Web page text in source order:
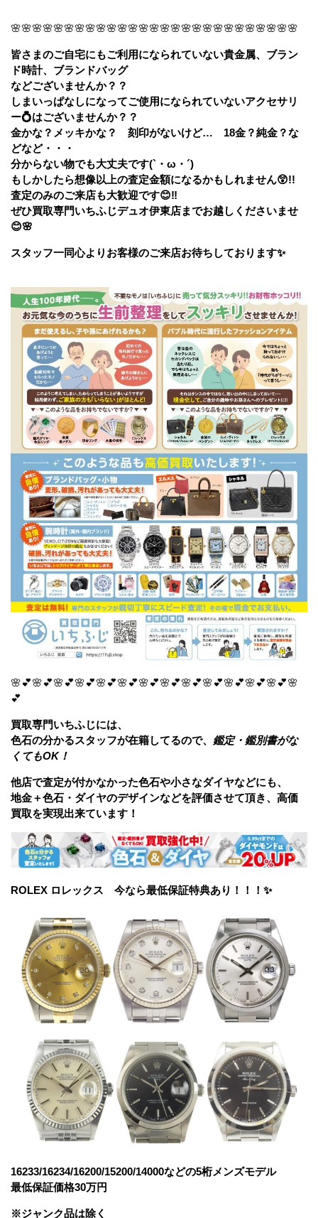
🌸🌸🌸🌸🌸🌸🌸🌸🌸🌸🌸🌸🌸🌸🌸🌸🌸🌸🌸🌸🌸🌸🌸🌸🌸🌸🌸
皆さまのご自宅にもご利用になられていない貴金属、ブラン
ド時計、ブランドバッグ
などございませんか？？
しまいっぱなしになってご使用になられていないアクセサリ
ー💍はございませんか？？
金かな？メッキかな？ 刻印がないけど… 18金？純金？な
どなど・・・
分からない物でも大丈夫です(`・ω・´)
もしかしたら想像以上の査定金額になるかもしれません😲!!
査定のみのご来店も大歓迎です😊‼
ぜひ買取専門いちふじデュオ伊東店までお越しくださいませ
😊🌸
スタッフ一同心よりお客様のご来店お待ちしております✨
🌸💕🌸💕🌸💕🌸💕🌸💕🌸💕🌸💕🌸💕🌸💕🌸💕🌸💕🌸💕🌸💕🌸
💕
買取専門いちふじには、
色石の分かるスタッフが在籍してるので、 鑑定・鑑別書がな
くてもOK！
他店で査定が付かなかった色石や小さなダイヤなどにも、
地金＋色石・ダイヤのデザインなどを評価させて頂き、高価
買取を実現出来ています！
ROLEX ロレックス 今なら最低保証特典あり！！！✨
16233/16234/16200/15200/14000などの5桁メンズモデル
最低保証価格30万円
※ジャンク品は除く